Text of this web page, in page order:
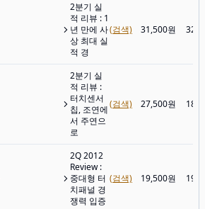
2분기 실
적 리뷰 : 1
년 만에 사
상 최대 실
적 경
(검색) 31,500원
2분기 실
적 리뷰 :
터치센서
칩, 조연에
서 주연으
로
(검색) 27,500원
2Q 2012
Review :
중대형 터
치패널 경
쟁력 입증
(검색) 19,500원